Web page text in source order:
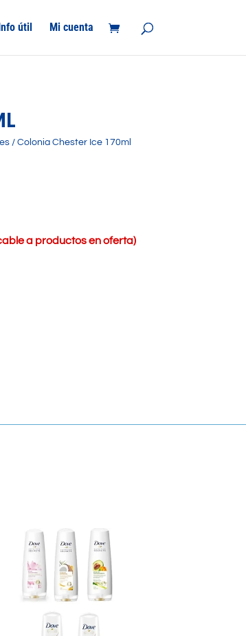
útil Mi cuenta
/ Colonia Chester Ice 170ml
a productos en oferta)